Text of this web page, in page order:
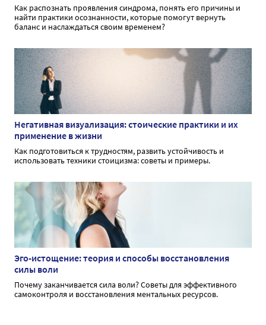
Как распознать проявления синдрома, понять его причины и
найти практики осознанности, которые помогут вернуть
баланс и наслаждаться своим временем?
Негативная визуализация: стоические практики и их
применение в жизни
Как подготовиться к трудностям, развить устойчивость и
использовать техники стоицизма: советы и примеры.
Эго-истощение: теория и способы восстановления
силы воли
Почему заканчивается сила воли? Советы для эффективного
самоконтроля и восстановления ментальных ресурсов.